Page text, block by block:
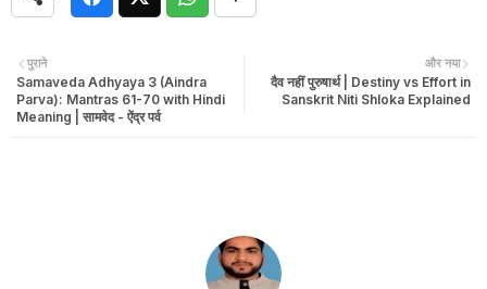
और नया
दैव नहीं पुरुषार्थ | Destiny vs Effort in
Sanskrit Niti Shloka Explained
पुराने
Samaveda Adhyaya 3 (Aindra
Parva): Mantras 61-70 with Hindi
Meaning | सामवेद - ऐंद्र पर्व